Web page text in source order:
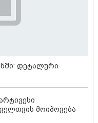
დეტალური
მოიპოვება